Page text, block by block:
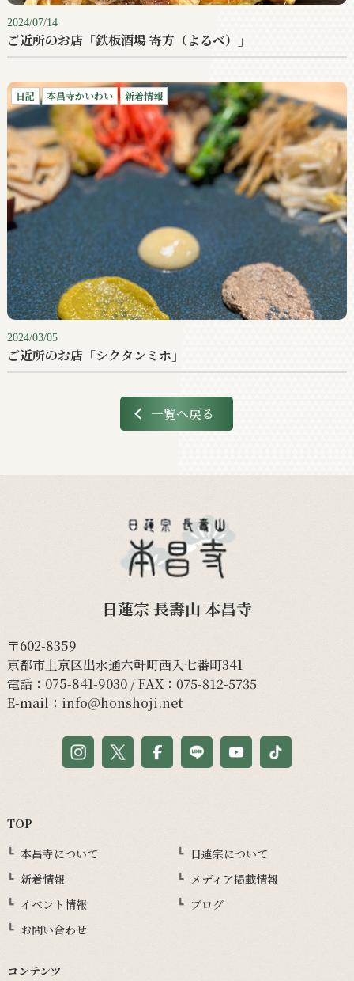
2024/07/14
ご近所のお店「鉄板酒場 寄方（よるべ）」
日記 本昌寺かいわい 新着情報
2024/03/05
ご近所のお店「シクタンミホ」
一覧へ戻る
日蓮宗 長壽山 本昌寺
〒602-8359
京都市上京区出水通六軒町西入七番町341
電話： 075-841-9030/ FAX：075-812-5735
E-mail： info@honshoji.net
TOP
本昌寺について
日蓮宗について
新着情報
メディア掲載情報
イベント情報
ブログ
お問い合わせ
コンテンツ